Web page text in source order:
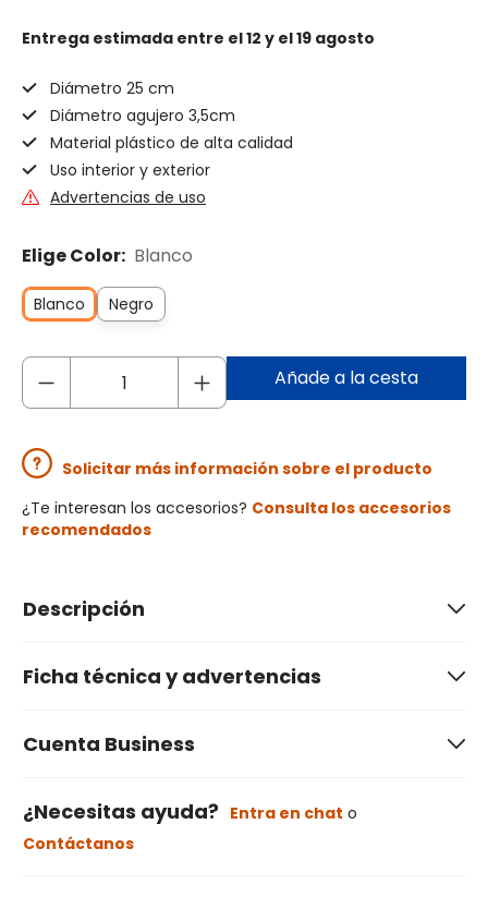
Entrega estimada entre el 12 y el 19 agosto
Diámetro 25 cm
Diámetro agujero 3,5cm
Material plástico de alta calidad
Uso interior y exterior
Advertencias de uso
Elige Color: Blanco
Blanco Negro
Añade a la cesta
Solicitar más información sobre el producto
¿Te interesan los accesorios? Consulta los accesorios
recomendados
Descripción
Ficha técnica y advertencias
Cuenta Business
¿Necesitas ayuda? Entra en chat o
Contáctanos